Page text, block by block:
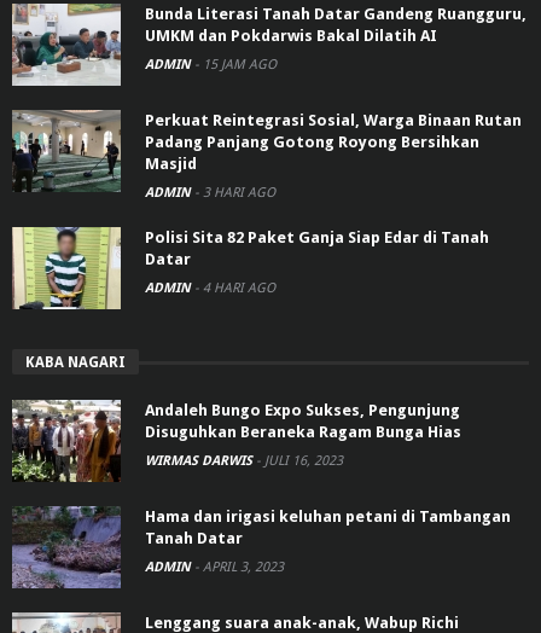
Bunda Literasi Tanah Datar Gandeng Ruangguru,
UMKM dan Pokdarwis Bakal Dilatih AI
ADMIN - 15 JAM AGO
Perkuat Reintegrasi Sosial, Warga Binaan Rutan
Padang Panjang Gotong Royong Bersihkan
Masjid
ADMIN - 3 HARI AGO
Polisi Sita 82 Paket Ganja Siap Edar di Tanah
Datar
ADMIN - 4 HARI AGO
KABA NAGARI
Andaleh Bungo Expo Sukses, Pengunjung
Disuguhkan Beraneka Ragam Bunga Hias
WIRMAS DARWIS - JULI 16, 2023
Hama dan irigasi keluhan petani di Tambangan
Tanah Datar
ADMIN - APRIL 3, 2023
Lenggang suara anak-anak, Wabup Richi